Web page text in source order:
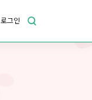
로그인